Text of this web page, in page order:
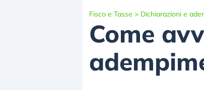
Fisco e Tasse > Dichiarazioni e
Come